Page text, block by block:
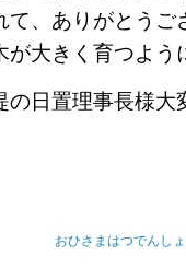
て、ありがとうご
が大きく育つよう
日置理事長様大
おひさまはつでんし